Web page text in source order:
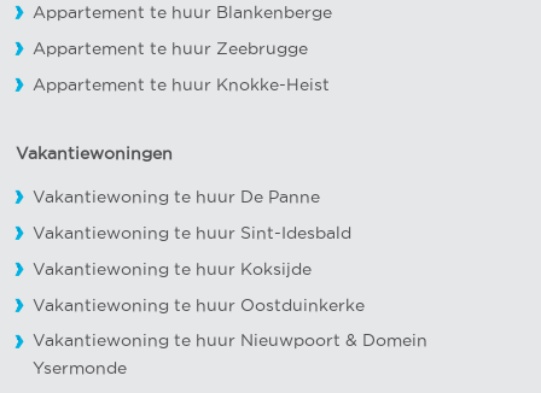
Appartement te huur Blankenberge
Appartement te huur Zeebrugge
Appartement te huur Knokke-Heist
Vakantiewoningen
Vakantiewoning te huur De Panne
Vakantiewoning te huur Sint-Idesbald
Vakantiewoning te huur Koksijde
Vakantiewoning te huur Oostduinkerke
Vakantiewoning te huur Nieuwpoort & Domein
Ysermonde